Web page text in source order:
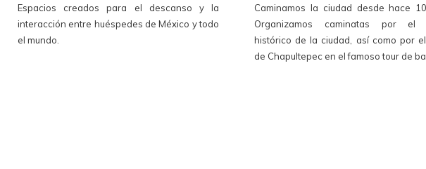
Espacios creados para el descanso y la
interacción entre huéspedes de México y todo
el mundo.
Caminamos la ciudad desde hace
Organizamos caminatas por el
histórico de la ciudad, así como por
de Chapultepec en el famoso tour de